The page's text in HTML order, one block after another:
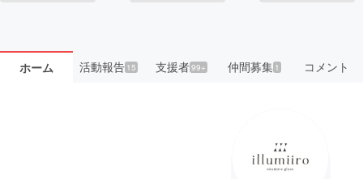
ホーム 活動報告15 支援者99+ 仲間募集 1 コメント